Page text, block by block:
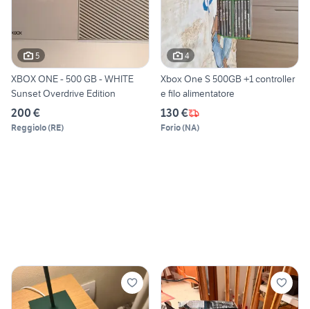
5
XBOX ONE - 500 GB - WHITE
Sunset Overdrive Edition
200 €
Reggiolo(RE)
4
Xbox One S 500GB +1 controller
e filo alimentatore
130 €
Forio(NA)